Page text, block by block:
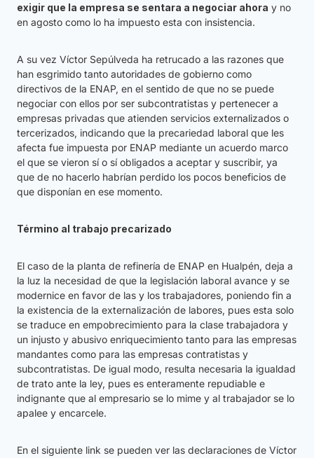
exigir que la empresa se sentara a negociar ahora y no
en agosto como lo ha impuesto esta con insistencia.
A su vez Víctor Sepúlveda ha retrucado a las razones que
han esgrimido tanto autoridades de gobierno como
directivos de la ENAP, en el sentido de que no se puede
negociar con ellos por ser subcontratistas y pertenecer a
empresas privadas que atienden servicios externalizados o
tercerizados, indicando que la precariedad laboral que les
afecta fue impuesta por ENAP mediante un acuerdo marco
el que se vieron sí o sí obligados a aceptar y suscribir, ya
que de no hacerlo habrían perdido los pocos beneficios de
que disponían en ese momento.
Término al trabajo precarizado
El caso de la planta de refinería de ENAP en Hualpén, deja a
la luz la necesidad de que la legislación laboral avance y se
modernice en favor de las y los trabajadores, poniendo fin a
la existencia de la externalización de labores, pues esta solo
se traduce en empobrecimiento para la clase trabajadora y
un injusto y abusivo enriquecimiento tanto para las empresas
mandantes como para las empresas contratistas y
subcontratistas. De igual modo, resulta necesaria la igualdad
de trato ante la ley, pues es enteramente repudiable e
indignante que al empresario se lo mime y al trabajador se lo
apalee y encarcele.
En el siguiente link se pueden ver las declaraciones de Víctor